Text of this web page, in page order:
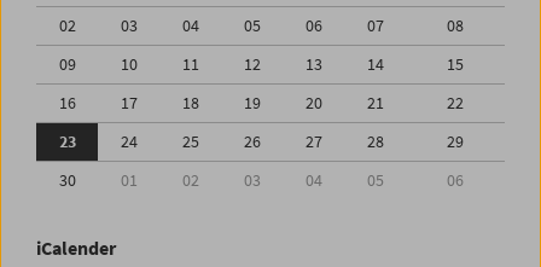
02
03 04 05 06 07
08
09
10 11 12 13 14
15
16
17 18 19 20 21
22
23
24 25 26 27 28
29
30
01 02 03 04 05 06
iCalender